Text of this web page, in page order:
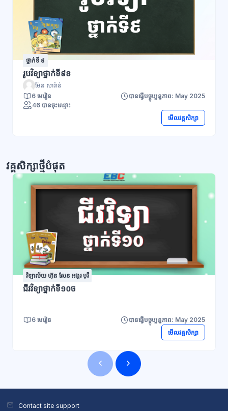
ថ្នាក់ទី ៩
រូបវិទ្យាថ្នាក់ទី៩ខ
ម៉ែន សារ៉ាន់
6 មេរៀន
បានធ្វើបច្ចុប្បន្នភាព: May 2025
46 បានចុះឈ្មោះ
មើលវគ្គសិក្សា
វគ្គសិក្សាថ្មីបំផុត
វិទ្យាល័យ ហ៊ុន សែន អង្គរ បុរី
ជីវវិទ្យាថ្នាក់ទី១០ច
6 មេរៀន
បានធ្វើបច្ចុប្បន្នភាព: May 2025
មើលវគ្គសិក្សា
ប្លុក
Contact site support